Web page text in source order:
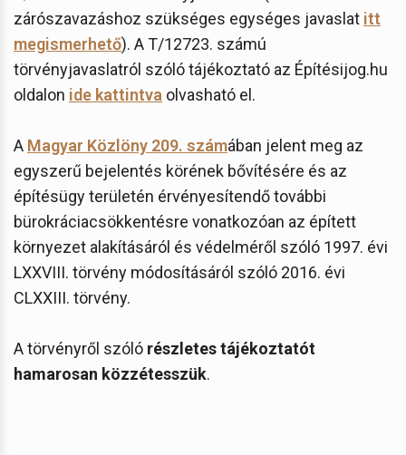
zárószavazáshoz szükséges egységes javaslat itt
megismerhető). A T/12723. számú
törvényjavaslatról szóló tájékoztató az Építésijog.hu
oldalon ide kattintva olvasható el.
A Magyar Közlöny 209. számában jelent meg az
egyszerű bejelentés körének bővítésére és az
építésügy területén érvényesítendő további
bürokráciacsökkentésre vonatkozóan az épített
környezet alakításáról és védelméről szóló 1997. évi
LXXVIII. törvény módosításáról szóló 2016. évi
CLXXIII. törvény.
A törvényről szóló részletes tájékoztatót
hamarosan közzétesszük.